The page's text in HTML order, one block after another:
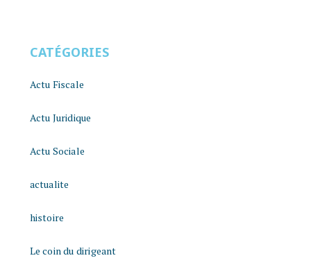
CATÉGORIES
Actu Fiscale
Actu Juridique
Actu Sociale
actualite
histoire
Le coin du dirigeant